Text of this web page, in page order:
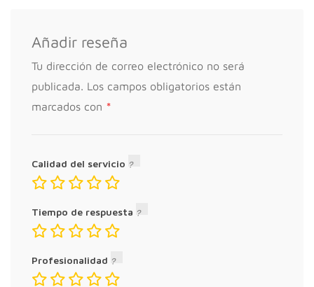
Añadir reseña
Tu dirección de correo electrónico no será
publicada. Los campos obligatorios están
marcados con *
Calidad del servicio
Tiempo de respuesta
Profesionalidad